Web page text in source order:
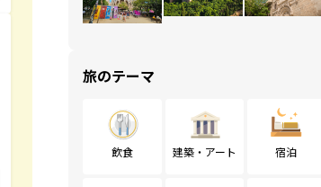
旅のテーマ
飲食 建築・アート 宿泊